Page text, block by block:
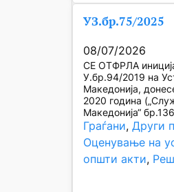
УЗ.бр.75/2025
08/07/2026
СЕ ОТФРЛА
У.бр.94/2019 на
Македонија,
2020 година
Македонија“
Граѓани, Други
Оценување на
општи акти,